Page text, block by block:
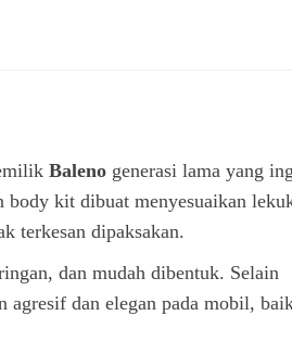
Baleno generasi lama yang
body kit dibuat menyesuaikan
terkesan dipaksakan.
dan mudah dibentuk. Selain
agresif dan elegan pada mobil,